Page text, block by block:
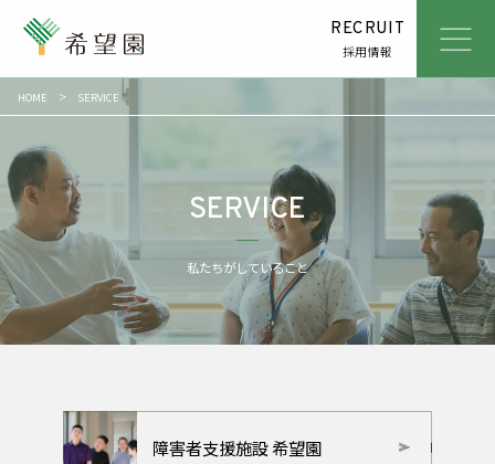
ABOUT 社会福祉法人希望園とは
SERVICE
NEWS お知らせ
ACCESS アクセス
CONTACT お問い合わせ
RECRUIT
採用情報
HOME SERVICE
SERVICE
私たちがしていること
障害者支援施設 希望園